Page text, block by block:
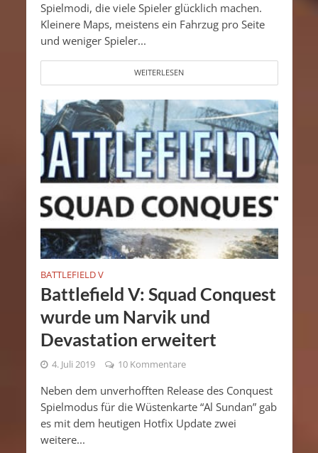
Spielmodi, die viele Spieler glücklich machen.
Kleinere Maps, meistens ein Fahrzug pro Seite
und weniger Spieler...
WEITERLESEN
BATTLEFIELD V
Battlefield V: Squad Conquest
wurde um Narvik und
Devastation erweitert
4. Juli 2019 10 Kommentare
Neben dem unverhofften Release des Conquest
Spielmodus für die Wüstenkarte “Al Sundan” gab
es mit dem heutigen Hotfix Update zwei
weitere...